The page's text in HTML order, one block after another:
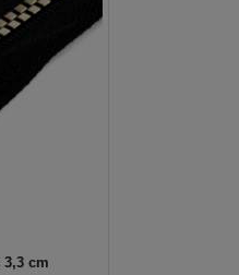
3,3 cm